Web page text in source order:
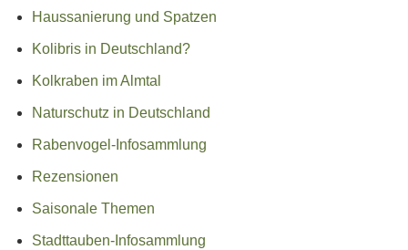
Haussanierung und Spatzen
Kolibris in Deutschland?
Kolkraben im Almtal
Naturschutz in Deutschland
Rabenvogel-Infosammlung
Rezensionen
Saisonale Themen
Stadttauben-Infosammlung